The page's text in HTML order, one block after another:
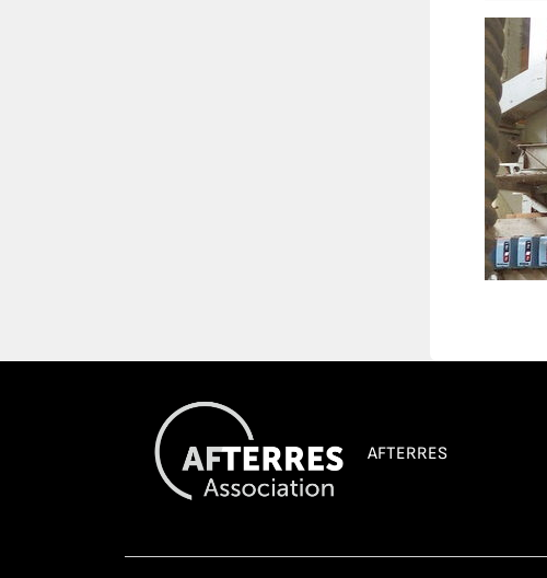
AFTERRES